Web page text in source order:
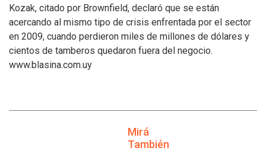
Kozak, citado por Brownfield, declaró que se están
acercando al mismo tipo de crisis enfrentada por el sector
en 2009, cuando perdieron miles de millones de dólares y
cientos de tamberos quedaron fuera del negocio.
www.blasina.com.uy
Mirá
También